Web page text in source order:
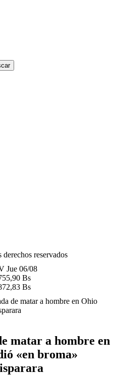
reservados
Jue 06/08
Bs
Bs
de matar a hombre en Ohio
matar a hombre en
«en broma»